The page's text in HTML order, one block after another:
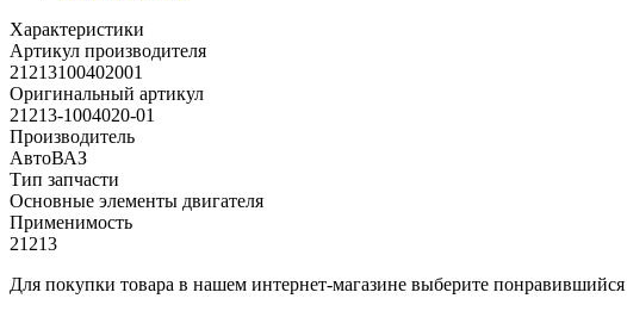
Характеристики
Артикул производителя
21213100402001
Оригинальный артикул
21213-1004020-01
Производитель
АвтоВАЗ
Тип запчасти
Основные элементы двигателя
Применимость
21213
Для покупки товара в нашем интернет-магазине выберите